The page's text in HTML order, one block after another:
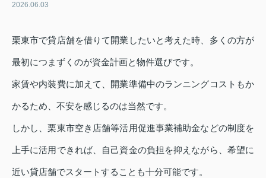
2026.06.03
栗東市で貸店舗を借りて開業したいと考えた時、多くの方が
最初につまずくのが資金計画と物件選びです。
家賃や内装費に加えて、開業準備中のランニングコストもか
かるため、不安を感じるのは当然です。
しかし、栗東市空き店舗等活用促進事業補助金などの制度を
上手に活用できれば、自己資金の負担を抑えながら、希望に
近い貸店舗でスタートすることも十分可能です。